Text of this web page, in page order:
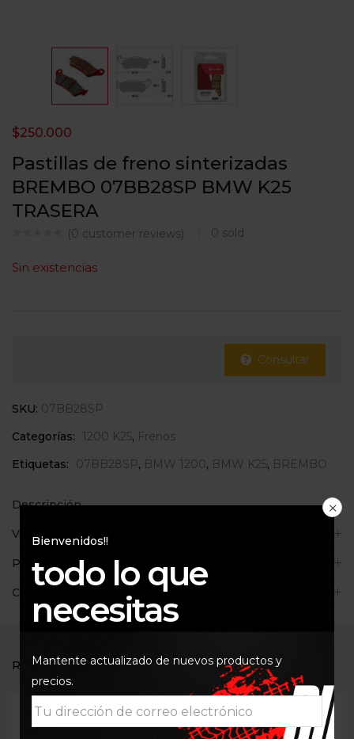
Pastillas de freno sinterizadas
BREMBO 07BB28SP BMW K25
TRASERA
(0 customer reviews) 0 sold
$250.000
Sin existencias
Consultar
SKU: 07BB28SP
Categorías:
1200 K25, Frenos
Etiquetas:
07BB28SP, BMW 1200, BMW K25, BREMBO
Descripción
Valoraciones (0)
Políticas de la tienda
Consultas
RELATED PRODUCTS
Bienvenidos!!
todo lo que
necesitas
Mantente actualizado de nuevos productos y
precios.